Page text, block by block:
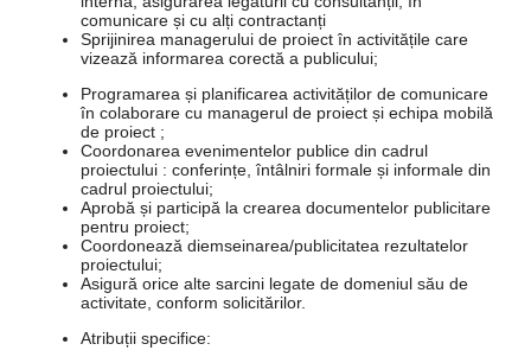
comunicare și cu alți contractanți
Sprijinirea managerului de proiect în activitățile care
vizează informarea corectă a publicului;
Programarea și planificarea activităților de comunicare
în colaborare cu managerul de proiect și echipa mobilă
de proiect ;
Coordonarea evenimentelor publice din cadrul
proiectului : conferințe, întâlniri formale și informale din
cadrul proiectului;
Aprobă și participă la crearea documentelor publicitare
pentru proiect;
Coordonează diemseinarea/publicitatea rezultatelor
proiectului;
Asigură orice alte sarcini legate de domeniul său de
activitate, conform solicitărilor.
Atribuții specifice: